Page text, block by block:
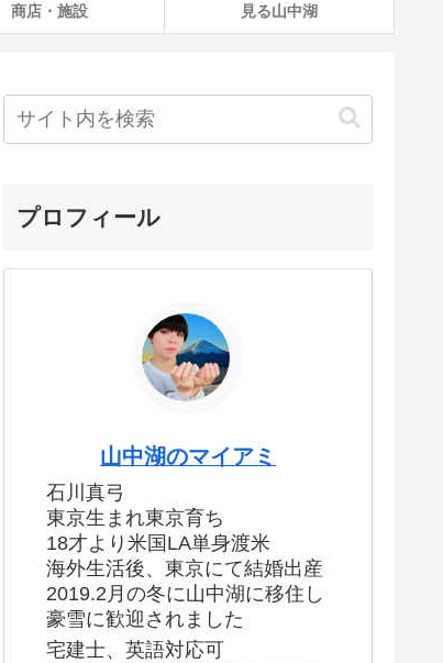
商店・施設 見る山中湖
プロフィール
山中湖のマイアミ
石川真弓
東京生まれ東京育ち
18才より米国LA単身渡米
海外生活後、東京にて結婚出産
2019.2月の冬に山中湖に移住し
豪雪に歓迎されました
宅建士、英語対応可